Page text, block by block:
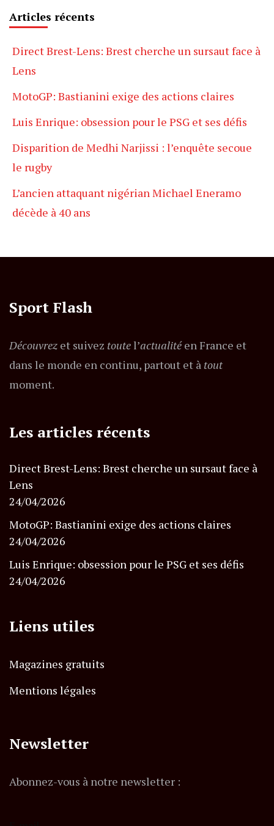
Articles récents
Direct Brest-Lens: Brest cherche un sursaut face à
Lens
MotoGP: Bastianini exige des actions claires
Luis Enrique: obsession pour le PSG et ses défis
Disparition de Medhi Narjissi : l’enquête secoue
le rugby
L’ancien attaquant nigérian Michael Eneramo
décède à 40 ans
Sport Flash
Découvrez et suivez toutel’actualitéen France et
dans le monde en continu, partout et à tout
moment.
Les articles récents
Direct Brest-Lens: Brest cherche un sursaut face à
Lens
24/04/2026
MotoGP: Bastianini exige des actions claires
24/04/2026
Luis Enrique: obsession pour le PSG et ses défis
24/04/2026
Liens utiles
Magazines gratuits
Mentions légales
Newsletter
Abonnez-vous à notre newsletter :